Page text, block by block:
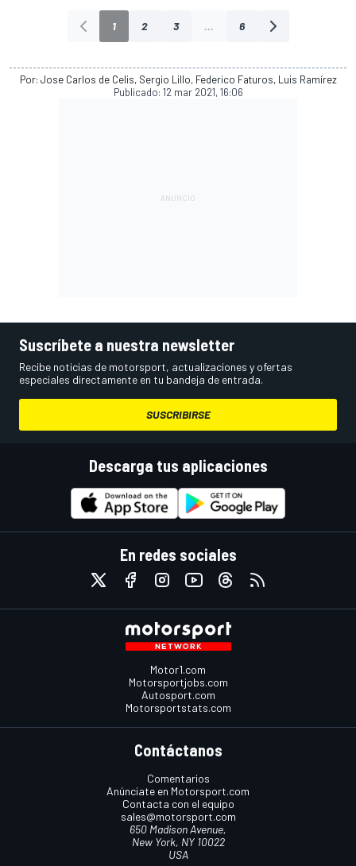
1 2 3 ... 6
Por: Jose Carlos de Celis, Sergio Lillo, Federico Faturos, Luis Ramírez
Publicado: 12 mar 2021, 16:06
Suscríbete a nuestra newsletter
Recibe noticias de motorsport, actualizaciones y ofertas
especiales directamente en tu bandeja de entrada.
SUSCRIBIRSE
Descarga tus aplicaciones
En redes sociales
Motor1.com
Motorsportjobs.com
Autosport.com
Motorsportstats.com
Contáctanos
Comentarios
Anúnciate en Motorsport.com
Contacta con el equipo
sales@motorsport.com
650 Madison Avenue,
New York, NY 10022
USA